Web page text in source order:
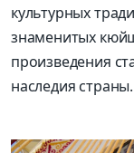
культурных
знаменитых
произведения
наследия страны.